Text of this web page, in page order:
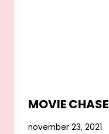
MOVIE CHASE
november 23, 2021